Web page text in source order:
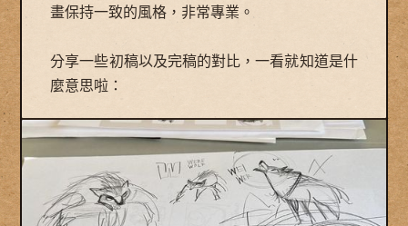
畫保持一致的風格，非常專業。
分享一些初稿以及完稿的對比，一看就知道是什
麼意思啦：